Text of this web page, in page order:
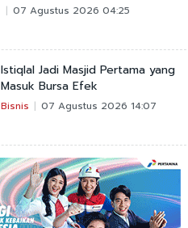
07 Agustus 2026 04:25
Istiqlal Jadi Masjid Pertama yang
Masuk Bursa Efek
Bisnis 07 Agustus 2026 14:07